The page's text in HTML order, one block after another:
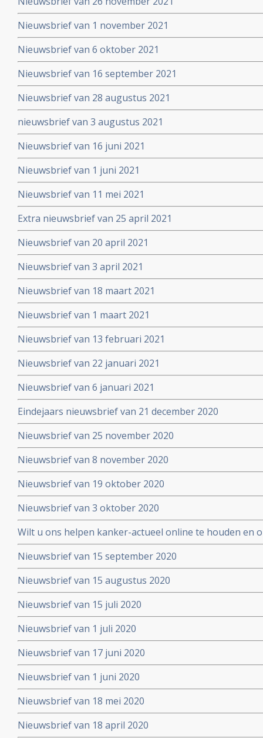
Nieuwsbrief van 1 november 2021
Nieuwsbrief van 6 oktober 2021
Nieuwsbrief van 16 september 2021
Nieuwsbrief van 28 augustus 2021
nieuwsbrief van 3 augustus 2021
Nieuwsbrief van 16 juni 2021
Nieuwsbrief van 1 juni 2021
Nieuwsbrief van 11 mei 2021
Extra nieuwsbrief van 25 april 2021
Nieuwsbrief van 20 april 2021
Nieuwsbrief van 3 april 2021
Nieuwsbrief van 18 maart 2021
Nieuwsbrief van 1 maart 2021
Nieuwsbrief van 13 februari 2021
Nieuwsbrief van 22 januari 2021
Nieuwsbrief van 6 januari 2021
Eindejaars nieuwsbrief van 21 december 2020
Nieuwsbrief van 25 november 2020
Nieuwsbrief van 8 november 2020
Nieuwsbrief van 19 oktober 2020
Nieuwsbrief van 3 oktober 2020
Wilt u ons helpen kanker-actueel online te houden en
extra donatie aub?
Nieuwsbrief van 15 september 2020
Nieuwsbrief van 15 augustus 2020
Nieuwsbrief van 15 juli 2020
Nieuwsbrief van 1 juli 2020
Nieuwsbrief van 17 juni 2020
Nieuwsbrief van 1 juni 2020
Nieuwsbrief van 18 mei 2020
Nieuwsbrief van 18 april 2020